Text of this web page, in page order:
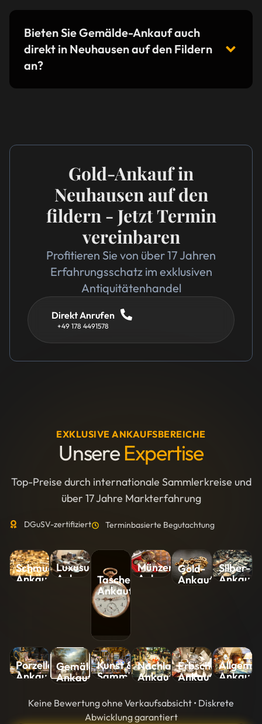
Bieten Sie Gemälde-Ankauf auch
direkt in Neuhausen auf den Fildern
an?
Gold-Ankauf in
Neuhausen auf den
fildern - Jetzt Termin
vereinbaren
Profitieren Sie von über 17 Jahren
Erfahrungsschatz im exklusiven
Antiquitätenhandel
Direkt Anrufen
+49 178 4491578
EXKLUSIVE ANKAUFSBEREICHE
UnsereExpertise
Top-Preise durch internationale Sammlerkreise und
über 17 Jahre Markterfahrung
DGuSV-zertifiziert Terminbasierte Begutachtung
Schmuck-
Ankauf
Luxusuhren-
Ankauf
Taschenuhren-
Ankauf
Münzen-
Ankauf
Gold-
Ankauf
Silber-
Ankauf
Porzellan-
Ankauf
Gemälde-
Ankauf
Kunst &
Sammlungen-
Nachlass-
Ankauf
Erbschaft-
Ankauf Ankauf
Keine Bewertung ohne Verkaufsabsicht • Diskrete
Abwicklung garantiert